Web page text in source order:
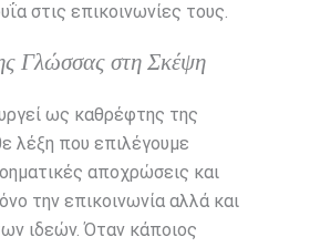
στις επικοινωνίες τους.
Γλώσσας στη Σκέψη
ως καθρέφτης της
λέξη που επιλέγουμε
αποχρώσεις και
την επικοινωνία αλλά και
ιδεών. Όταν κάποιος